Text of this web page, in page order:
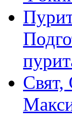
Свят,